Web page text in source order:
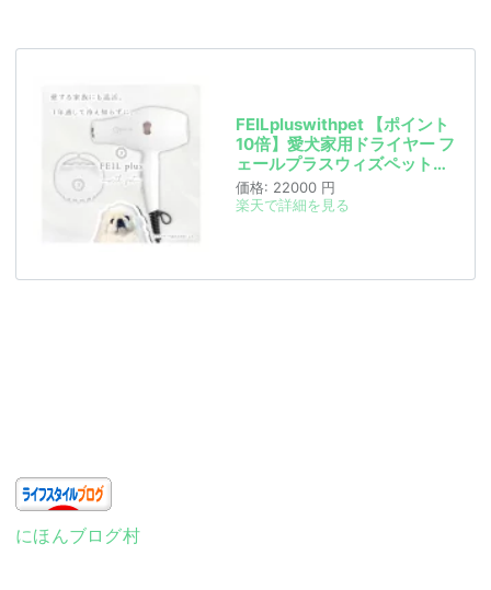
FEILpluswithpet 【ポイント
10倍】愛犬家用ドライヤー フ
ェールプラスウィズペット
専用マッサージブラシ付 ペッ
ト用ドライヤー 犬 トリミング
プー プレミアムドライヤー
価格: 22000 円
楽天で詳細を見る
にほんブログ村